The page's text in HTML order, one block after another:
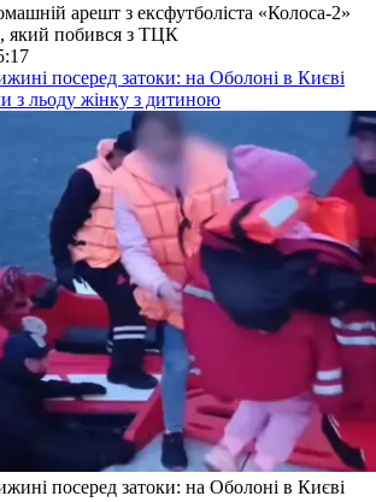
арешт з ексфутболіста «Колоса-2»
який побився з ТЦК
посеред затоки: на Оболоні в Києві
з льоду жінку з дитиною
посеред затоки: на Оболоні в Києві